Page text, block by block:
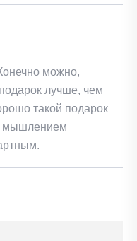
можно,
лучше, чем
такой подарок
мышлением